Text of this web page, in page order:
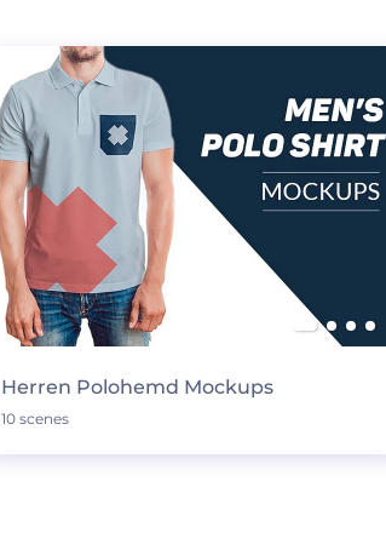
Herren Polohemd Mockups
10 scenes